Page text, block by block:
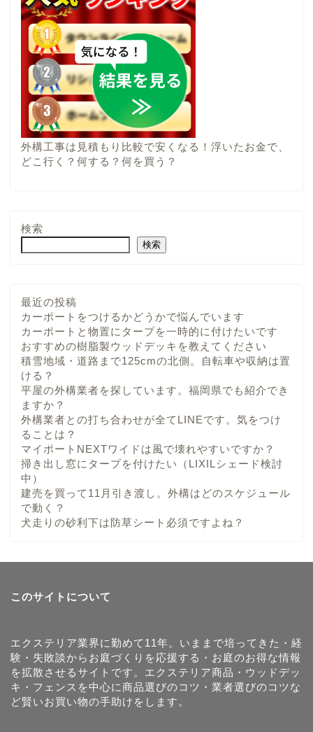
外構工事は見積もり比較で安くなる！浮いたお金で、
どこ行く？何する？何を買う？
検索
検索
最近の投稿
カーポートをつけるかどうかで悩んでいます
カーポートと物置にタープを一時的に付けたいです
おすすめの樹脂製ウッドデッキを教えてください
積雪地域・道路まで125cmの北側。自転車や収納は置
ける？
平屋の外構業者を探しています。福岡県でも紹介でき
ますか？
外構業者との打ち合わせが全てLINEです。気をつけ
ることは？
マイポートNEXTワイドは風で壊れやすいですか？
掃き出し窓にタープを付けたい（LIXILシェード検討
中）
建売を買って11月引き渡し。外構はどのスケジュール
で動く？
犬走りの砂利下は防草シート必須ですよね？
このサイトについて
エクステリア業界に勤めて11年。いままで培ってきた・経
験・失敗談からお庭づくりを応援する・お庭のお得な情報
を拡散させるサイトです。エクステリア商品・ウッドデッ
キ・フェンスを中心に商品選びのコツ・業者選びのコツな
ど賢いお買い物の手助けをします。